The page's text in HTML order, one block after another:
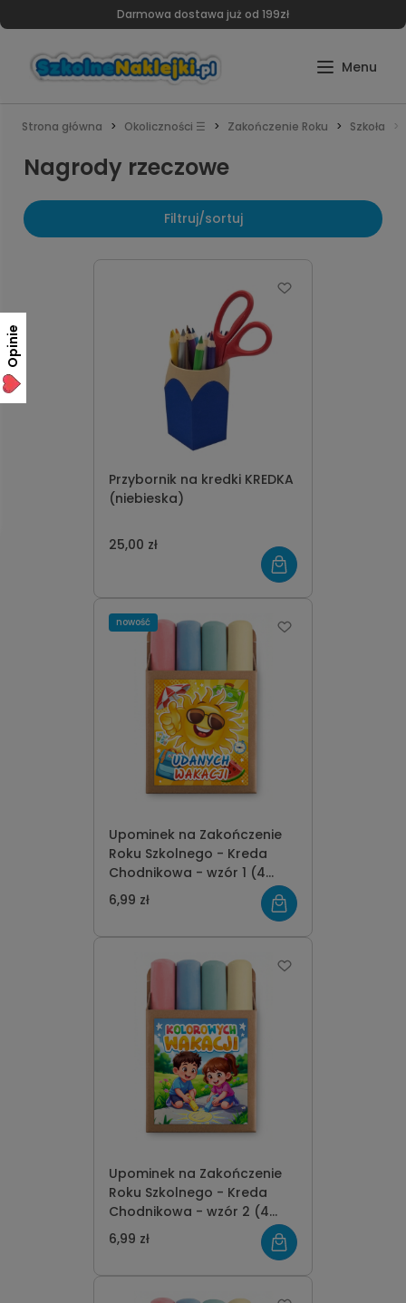
Darmowa dostawa już od 199zł
Strona główna Okoliczności ☰ Zakończenie Roku Szkoła
Nagrody rzeczowe
Filtruj/sortuj
Przybornik na kredki KREDKA
(niebieska)
25,00 zł
Upominek na Zakończenie
Roku Szkolnego - Kreda
Chodnikowa - wzór 1 (4
kolory)
6,99 zł
nowość
Upominek na Zakończenie
Roku Szkolnego - Kreda
Chodnikowa - wzór 2 (4
kolory)
6,99 zł
Opinie